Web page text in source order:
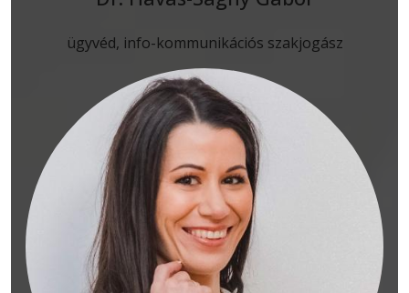
ügyvéd, info-kommunikációs szakjogász